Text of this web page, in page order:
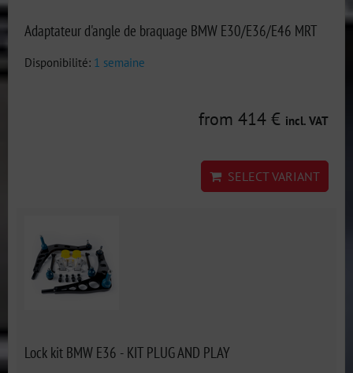
Adaptateur d'angle de braquage BMW E30/E36/E46 MRT
Disponibilité: 1 semaine
from 414 € incl. VAT
SELECT VARIANT
Lock kit BMW E36 - KIT PLUG AND PLAY